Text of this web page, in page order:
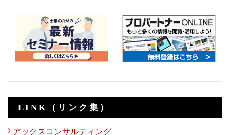
LINK（リンク集）
アックスコンサルティング